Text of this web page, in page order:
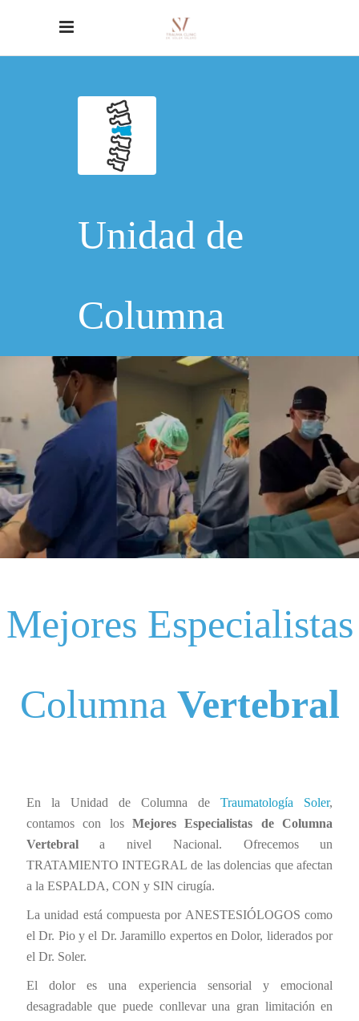
Unidad de
Columna
Mejores Especialistas
Columna Vertebral
En la Unidad de Columna de Traumatología Soler,
contamos con los Mejores Especialistas de Columna
Vertebrala nivel Nacional. Ofrecemos un
TRATAMIENTO INTEGRAL de las dolencias que afectan
a la ESPALDA, CON y SIN cirugía.
La unidad está compuesta por ANESTESIÓLOGOS como
el Dr. Pio y el Dr. Jaramillo expertos en Dolor, liderados por
el Dr. Soler.
El dolor es una experiencia sensorial y emocional
desagradable que puede conllevar una gran limitación en